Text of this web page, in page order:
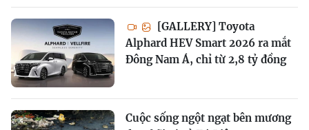
[GALLERY] Toyota
Alphard HEV Smart 2026 ra mắt
Đông Nam Á, chỉ từ 2,8 tỷ đồng
Cuộc sống ngột ngạt bên mương